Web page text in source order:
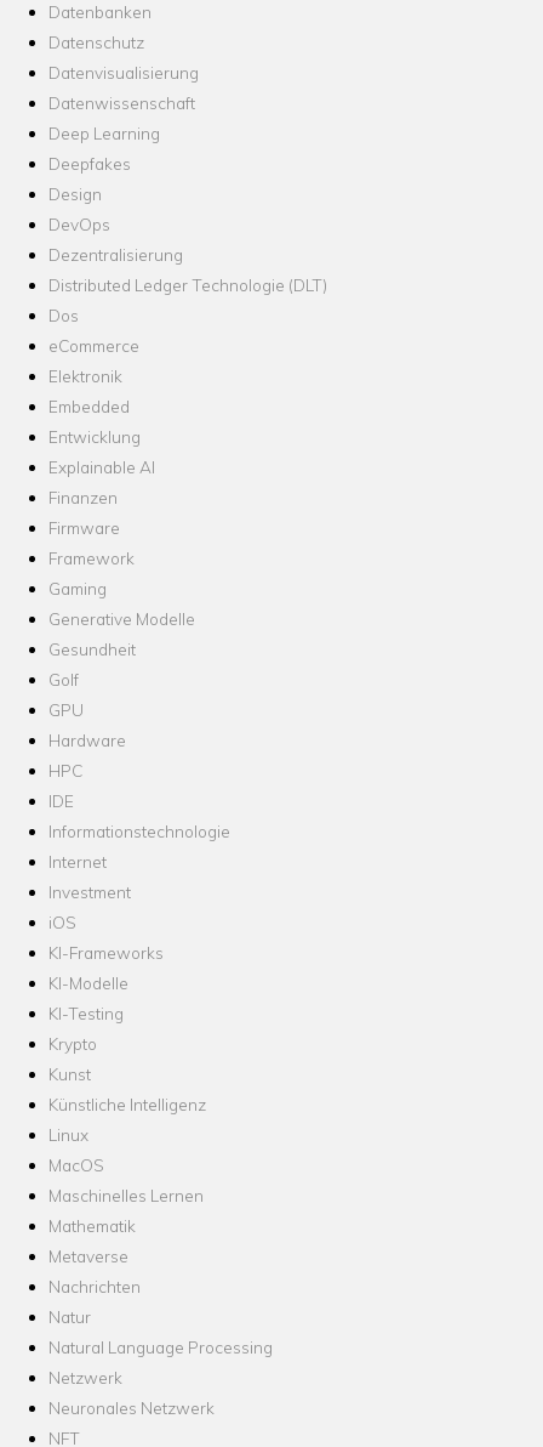
Datenbanken
Datenschutz
Datenvisualisierung
Datenwissenschaft
Deep Learning
Deepfakes
Design
DevOps
Dezentralisierung
Distributed Ledger Technologie (DLT)
Dos
eCommerce
Elektronik
Embedded
Entwicklung
Explainable AI
Finanzen
Firmware
Framework
Gaming
Generative Modelle
Gesundheit
Golf
GPU
Hardware
HPC
IDE
Informationstechnologie
Internet
Investment
iOS
KI-Frameworks
KI-Modelle
KI-Testing
Krypto
Kunst
Künstliche Intelligenz
Linux
MacOS
Maschinelles Lernen
Mathematik
Metaverse
Nachrichten
Natur
Natural Language Processing
Netzwerk
Neuronales Netzwerk
NFT